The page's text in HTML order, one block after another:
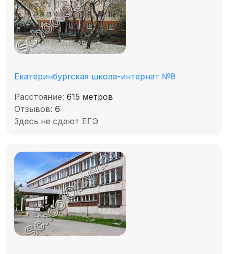
Екатеринбургская школа-интернат №8
Расстояние: 615 метров
Отзывов: 6
Здесь не сдают ЕГЭ